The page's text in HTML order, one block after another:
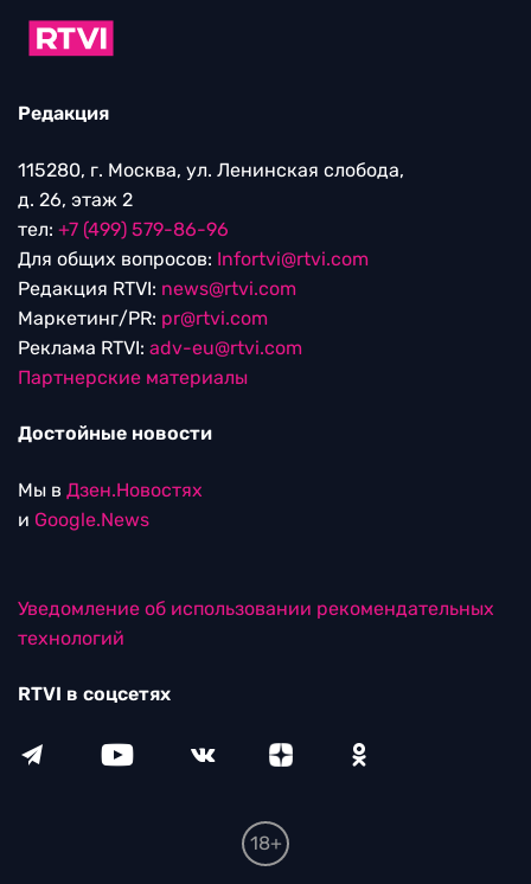
Редакция
115280, г. Москва, ул. Ленинская слобода,
д. 26, этаж 2
тел: +7 (499) 579-86-96
Для общих вопросов: Infortvi@rtvi.com
Редакция RTVI: news@rtvi.com
Маркетинг/PR: pr@rtvi.com
Реклама RTVI: adv-eu@rtvi.com
Партнерские материалы
Достойные новости
Мы в Дзен.Новостях
и Google.News
Уведомление об использовании рекомендательных
технологий
RTVI в соцсетях
18+